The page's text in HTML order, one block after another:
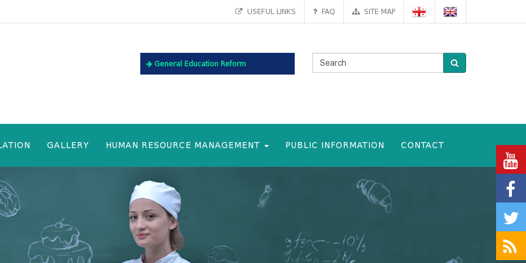
USEFUL LINKS FAQ SITE MAP
General Education Reform
GALLERY HUMAN RESOURCE MANAGEMENT PUBLIC INFORMATION CONTACT